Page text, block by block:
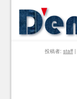
投稿者: staff |